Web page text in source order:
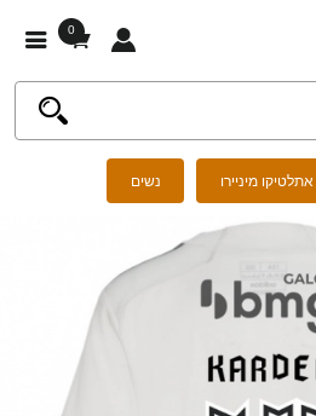
0
אתלטיקו מיניירו נשים